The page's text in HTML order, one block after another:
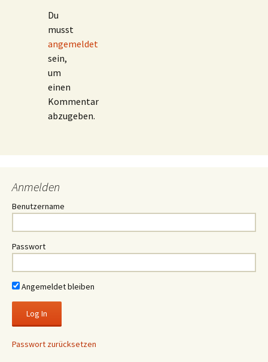
Du
musst
angemeldet
sein,
um
einen
Kommentar
abzugeben.
Anmelden
Benutzername
Passwort
Angemeldet bleiben
Passwort zurücksetzen